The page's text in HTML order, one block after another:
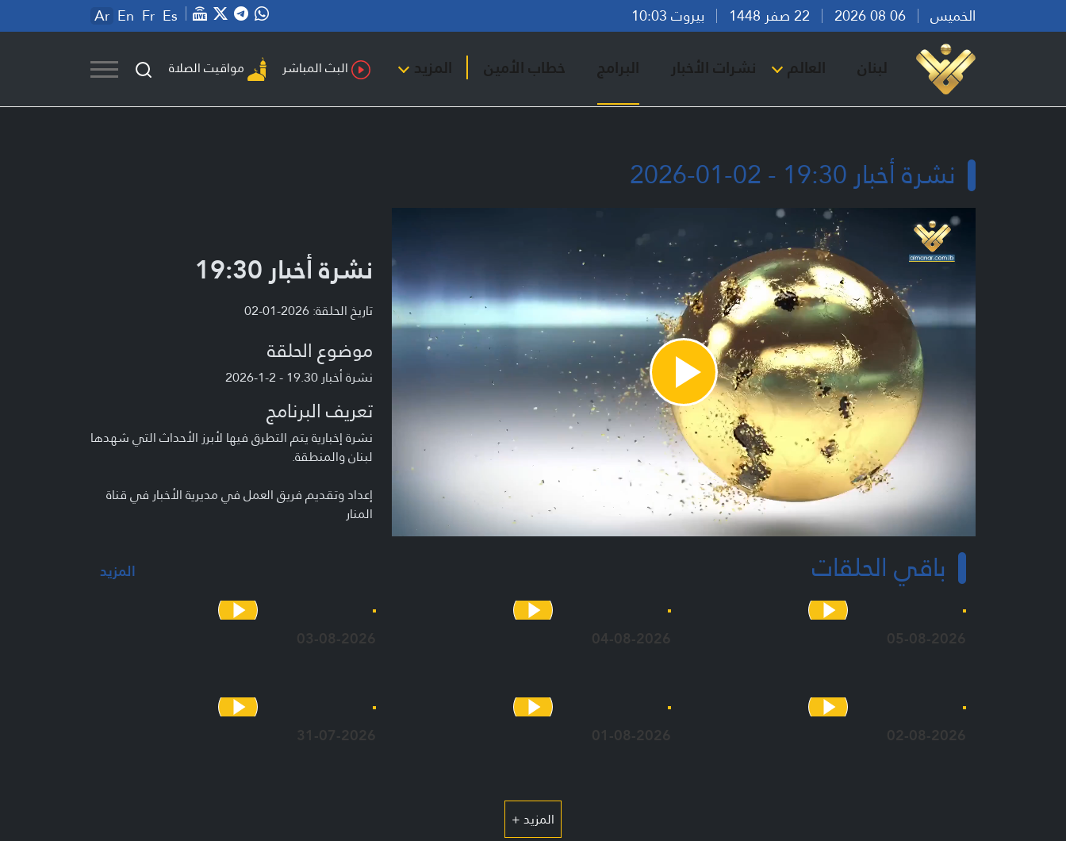
الخميس بيروت 10:03 Ar En Fr Es
لبنان العالم نشرات الأخبار البرامج خطاب الأمين المزيد البث المباشر مواقيت الصلاة
نشرة أخبار 19:30 - 02-01-2026
Play
Video
نشرة أخبار 19:30
تاريخ الحلقة: 2026-01-02
موضوع الحلقة
نشرة أخبار 19.30 - 2-1-2026
تعريف البرنامج
نشرة إخبارية يتم التطرق فيها لأبرز الأحداث التي شهدها
لبنان والمنطقة.
إعداد وتقديم فريق العمل في مديرية الأخبار في قناة
المنار
باقي الحلقات المزيد
05-08-2026
04-08-2026
03-08-2026
02-08-2026
01-08-2026
31-07-2026
المزيد +